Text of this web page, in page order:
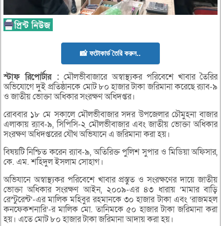
📸 ফটোকার্ড তৈরি করুন..
স্টাফরিপোর্টার : মৌলভীবাজারে অস্বাস্থ্যকর পরিবেশে খাবার তৈরির
অভিযোগে দুই প্রতিষ্ঠানকে মোট ৮০ হাজার টাকা জরিমানা করেছে র‌্যাব-৯
ও জাতীয় ভোক্তা অধিকার সংরক্ষণ অধিদপ্তর।
রোববার ১৮ মে সকালে মৌলভীবাজার সদর উপজেলার চৌমুহনা বাজার
এলাকায় র‌্যাব-৯, সিপিসি-২ মৌলভীবাজার এবং জাতীয় ভোক্তা অধিকার
সংরক্ষণ অধিদপ্তরের যৌথ অভিযানে এ জরিমানা করা হয়।
বিষয়টি নিশ্চিত করেন র‌্যাব-৯, অতিরিক্ত পুলিশ সুপার ও মিডিয়া অফিসার,
কে. এম. শহিদুল ইসলাম সোহাগ।
অভিযানে অস্বাস্থ্যকর পরিবেশে খাবার প্রস্তুত ও সংরক্ষণের দায়ে জাতীয়
ভোক্তা অধিকার সংরক্ষণ আইন, ২০০৯-এর ৪৩ ধারায় ‘মামার বাড়ি
রেস্টুরেন্ট’-এর মালিক মহিবুর রহমানকে ৩০ হাজার টাকা এবং ‘রাজমহল
কনফেকশনারি’-র মালিক মো. তানিমকে ৫০ হাজার টাকা জরিমানা করা
হয়। এতে মোট ৮০ হাজার টাকা জরিমানা আদায় করা হয়।